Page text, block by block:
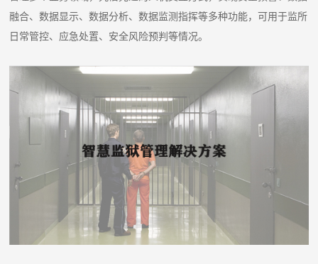
融合、数据显示、数据分析、数据监测指挥等多种功能，可用于监所
日常管控、应急处置、安全风险预判等情况。